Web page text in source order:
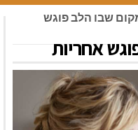
שבו הלב פוגש
אחריות